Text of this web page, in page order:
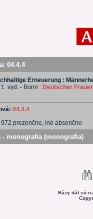
04.4.4
Erneuerung :
vyd. - Bonn : Deutscher
04.4.4
972 prezenčne, iné absenčne
- monografia (monografia)
Bázy dát sú